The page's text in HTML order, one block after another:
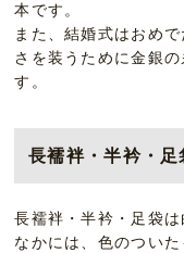
本です。
また、結婚式はおめ
さを装うために金銀
す。
長襦袢・半衿・足
長襦袢・半衿・足袋は
なかには、色のつい